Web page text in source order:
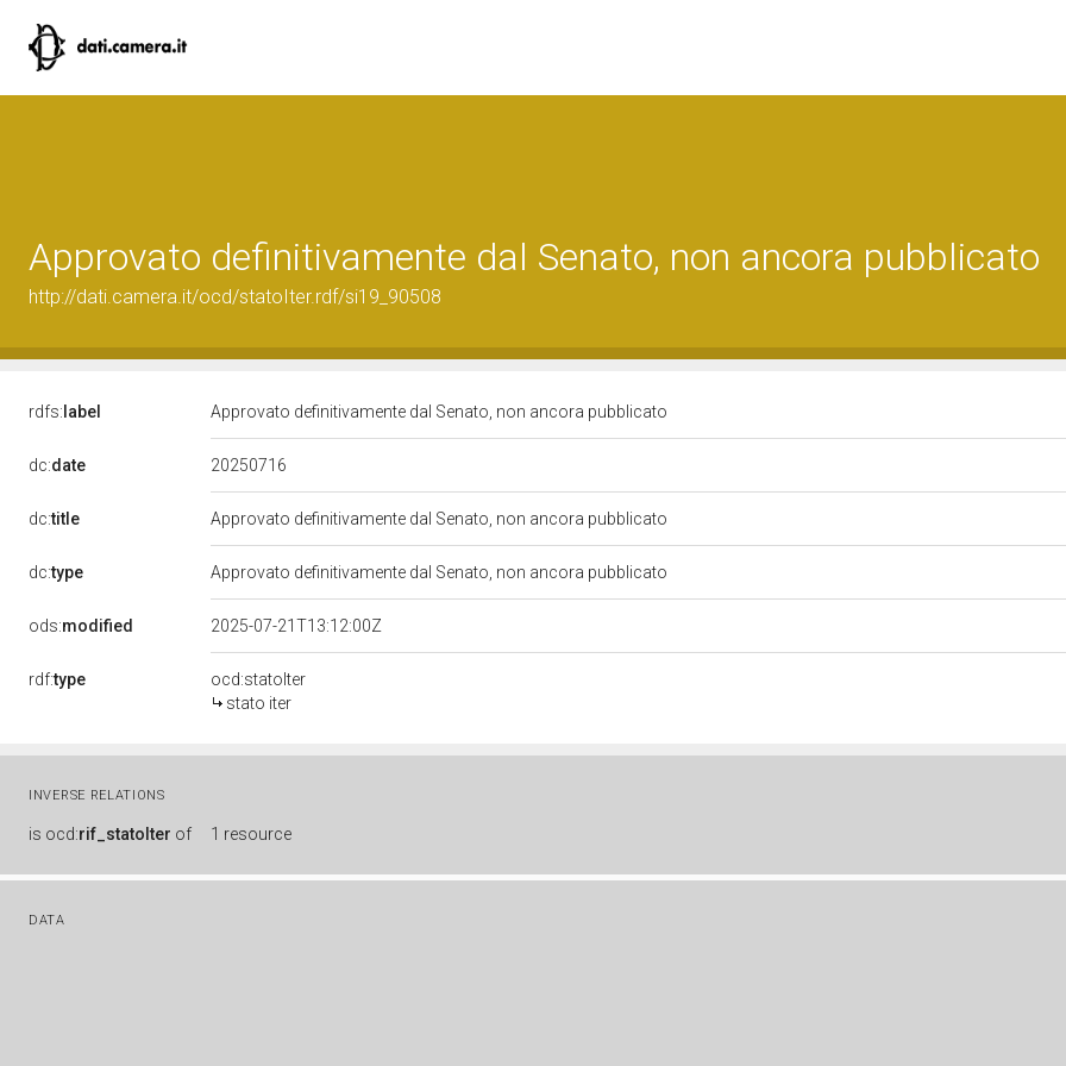
Approvato definitivamente dal Senato, non ancora pubblicato
http://dati.camera.it/ocd/statoIter.rdf/si19_90508
rdfs: label Approvato definitivamente dal Senato, non ancora pubblicato
dc:date 20250716
dc:title Approvato definitivamente dal Senato, non ancora pubblicato
dc:type Approvato definitivamente dal Senato, non ancora pubblicato
ods:modified 2025-07-21T13:12:00Z
rdf:type
ocd:statoIter
stato iter
INVERSE RELATIONS
is ocd:rif_statoIter of 1 resource
DATA